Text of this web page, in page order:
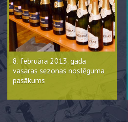
8. februāra 2013. gada
vasaras sezonas noslēguma
pasākums